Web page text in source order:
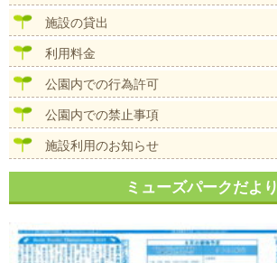
施設の貸出
利用料金
公園内での行為許可
公園内での禁止事項
施設利用のお知らせ
ミューズパークだより